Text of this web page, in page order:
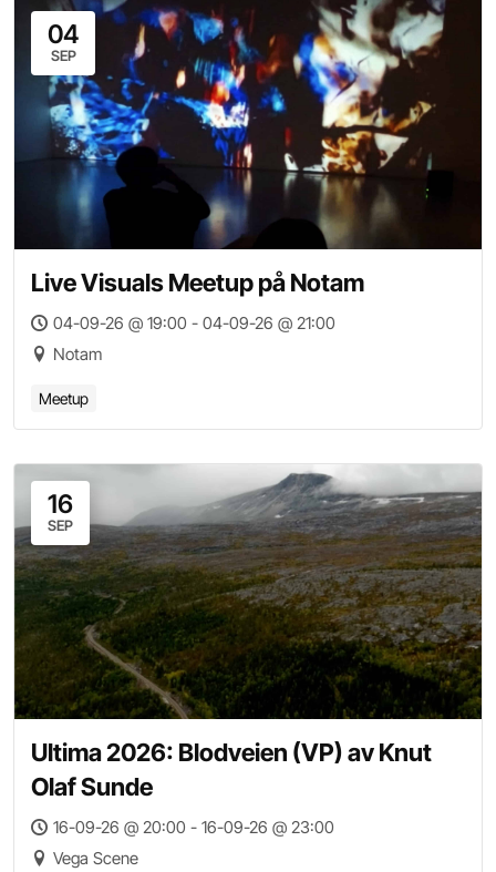
04
SEP
Live Visuals Meetup på Notam
04-09-26 @ 19:00 - 04-09-26 @ 21:00
Notam
Meetup
16
SEP
Ultima 2026: Blodveien (VP) av Knut
Olaf Sunde
16-09-26 @ 20:00 - 16-09-26 @ 23:00
Vega Scene